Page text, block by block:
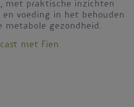
met praktische inzichten
voeding in het behouden
metabole gezondheid.
met Fien